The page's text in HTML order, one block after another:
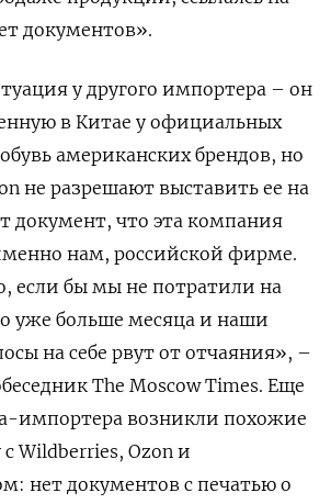
документов».
у другого импортера – он
в Китае у официальных
американских брендов, но
не разрешают выставить ее на
документ, что эта компания
нам, российской фирме.
если бы мы не потратили на
уже больше месяца и наши
на себе рвут от отчаяния», –
The Moscow Times. Еще
импортера возникли похожие
Wildberries, Ozon и
нет документов с печатью о